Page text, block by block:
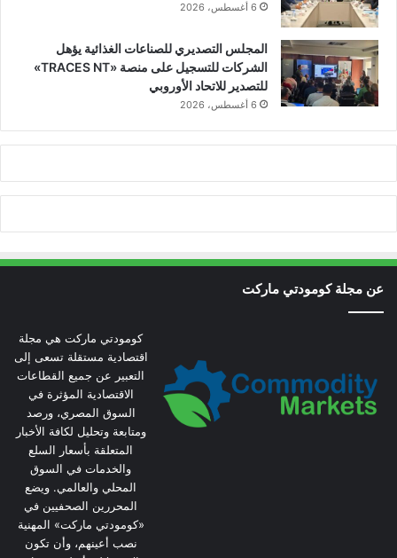
6 أغسطس، 2026
المجلس التصديري للصناعات الغذائية يؤهل
الشركات للتسجيل على منصة «TRACES NT»
للتصدير للاتحاد الأوروبي
6 أغسطس، 2026
عن مجلة كومودتي ماركت
كومودتي ماركت هي مجلة
اقتصادية مستقلة تسعى إلى
التعبير عن جميع القطاعات
الاقتصادية المؤثرة في
السوق المصري، ورصد
ومتابعة وتحليل لكافة الأخبار
المتعلقة بأسعار السلع
والخدمات في السوق
المحلي والعالمي. ويضع
المحررين الصحفيين في
«كومودتي ماركت» المهنية
نصب أعينهم، وأن تكون